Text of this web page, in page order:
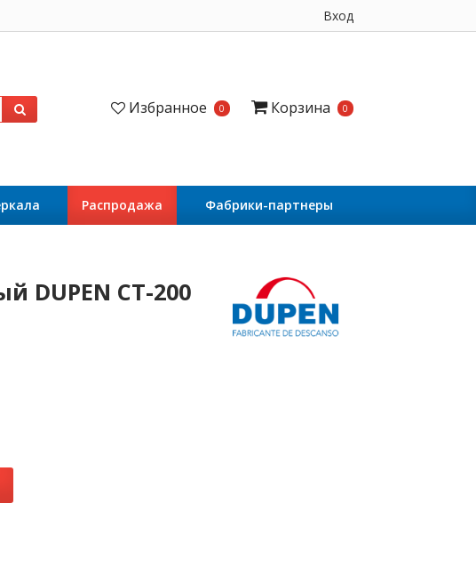
Вход
Избранное 0 Корзина 0
Распродажа Фабрики-партнеры
DUPEN CT-200